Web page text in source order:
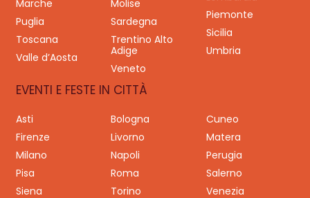
Marche
Molise
Piemonte
Puglia
Sardegna
Sicilia
Toscana
Trentino Alto
Adige
Umbria
Valle d’Aosta
Veneto
EVENTI E FESTE IN CITTÀ
Asti Bologna
Cuneo
Firenze
Livorno
Matera
Milano
Napoli
Perugia
Pisa
Roma
Salerno
Siena
Torino Venezia